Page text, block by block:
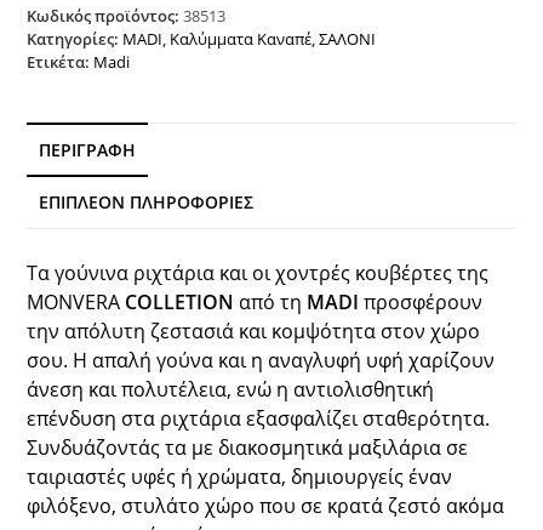
MADI
ποσότητα
Κωδικός προϊόντος:38513
Κατηγορίες: MADI Καλύμματα Καναπέ ,ΣΑΛΟΝΙ
Ετικέτα: Madi
ΠΕΡΙΓΡΑΦΉ
ΕΠΙΠΛΈΟΝ ΠΛΗΡΟΦΟΡΊΕΣ
Τα γούνινα ριχτάρια και οι χοντρές κουβέρτες της
ΜONVERA COLLETION από τη MADI προσφέρουν
την απόλυτη ζεστασιά και κομψότητα στον χώρο
σου. Η απαλή γούνα και η αναγλυφή υφή χαρίζουν
άνεση και πολυτέλεια, ενώ η αντιολισθητική
επένδυση στα ριχτάρια εξασφαλίζει σταθερότητα.
Συνδυάζοντάς τα με διακοσμητικά μαξιλάρια σε
ταιριαστές υφές ή χρώματα, δημιουργείς έναν
φιλόξενο, στυλάτο χώρο που σε κρατά ζεστό ακόμα